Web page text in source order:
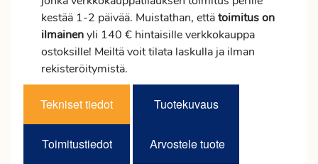
kestää 1-2 päivää. Muistathan, ettätoimituson
ilmainenyli 140 € hintaisille verkkokauppa
ostoksille! Meiltä voit tilata laskulla ja ilman
rekisteröitymistä.
Tekniset tiedot Tuotekuvaus
Toimitustiedot Arvostele tuote